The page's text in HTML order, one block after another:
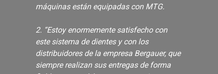
máquinas están equipadas con MTG.
2. “Estoy enormemente satisfecho con
este sistema de dientes y con los
distribuidores de la empresa Bergauer, que
siempre realizan sus entregas de forma